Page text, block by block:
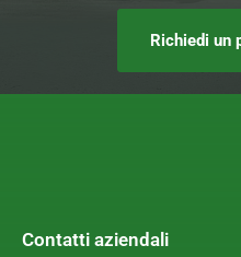
Richiedi un
Contatti aziendali